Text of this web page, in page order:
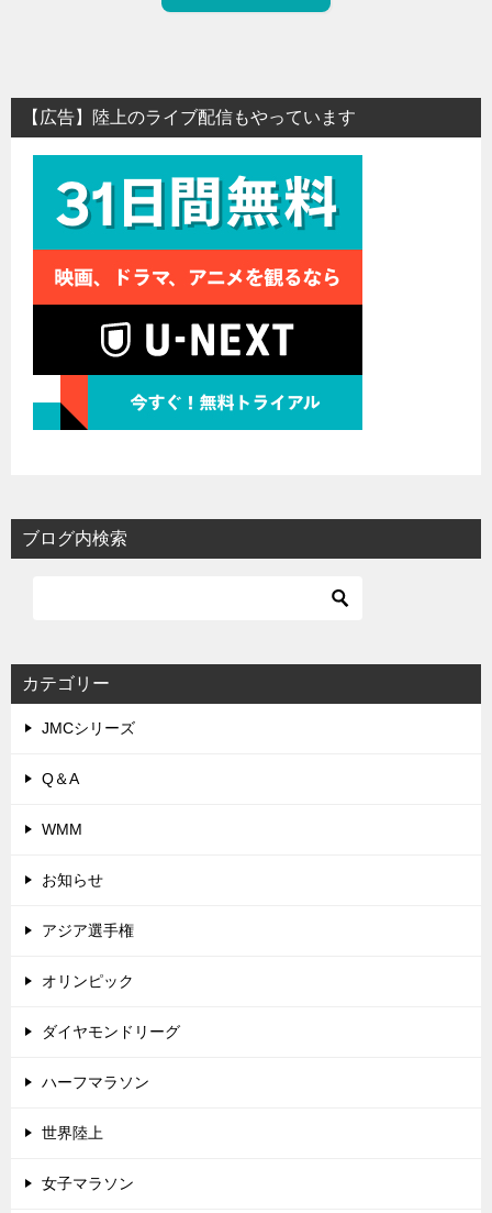
【広告】陸上のライブ配信もやっています
ブログ内検索
カテゴリー
JMCシリーズ
Q＆A
WMM
お知らせ
アジア選手権
オリンピック
ダイヤモンドリーグ
ハーフマラソン
世界陸上
女子マラソン